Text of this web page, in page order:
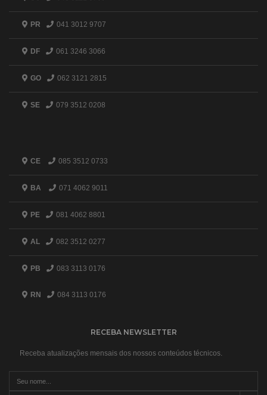
PR 041 3012 9707
DF 061 3246 3066
GO 062 3121 2815
SE 079 3512 0208
CE 085 3512 0733
BA 071 4062 9011
PE 081 4062 8801
AL 082 3512 0277
PB 083 3113 0176
RN 084 3113 0176
RECEBA NEWSLETTER
Receba atualizações mensais dos nossos conteúdos técnicos.